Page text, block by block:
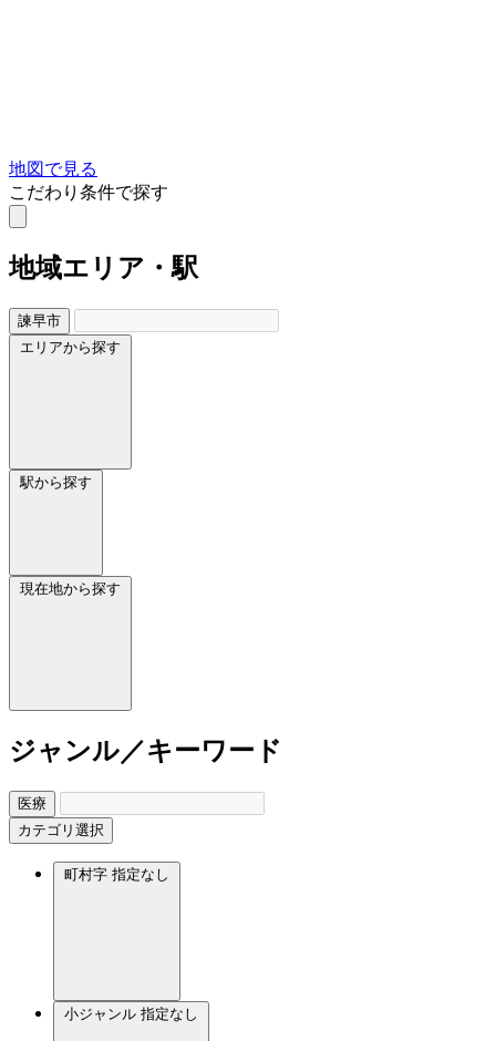
地図で見る
こだわり条件で探す
地域エリア・駅
諫早市
エリアから探す
駅から探す
現在地から探す
ジャンル／キーワード
医療
カテゴリ選択
町村字 指定なし
小ジャンル 指定なし